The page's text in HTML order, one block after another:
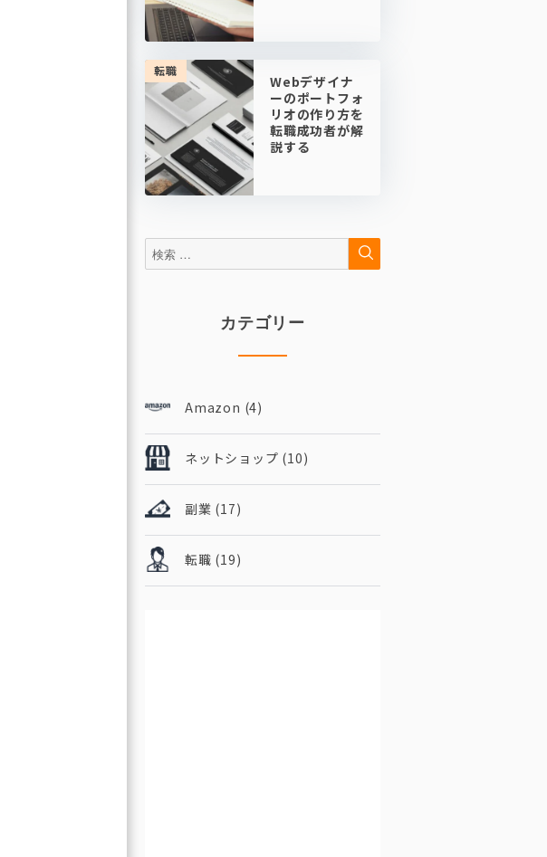
転職
Webデザイナ
ーのポートフォ
リオの作り方を
転職成功者が解
説する
検
索:
検
カテゴリー
Amazon (4)
ネットショップ (10)
副業 (17)
転職 (19)